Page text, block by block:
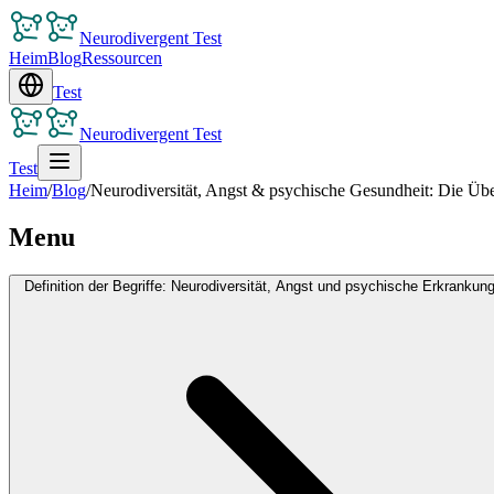
Neurodivergent Test
HeimBlogRessourcen
Test
Neurodivergent Test
Test
Heim/Blog/Neurodiversität, Angst & psychische Gesundheit: Die
Menu
Definition der Begriffe: Neurodiversität, Angst und psychische